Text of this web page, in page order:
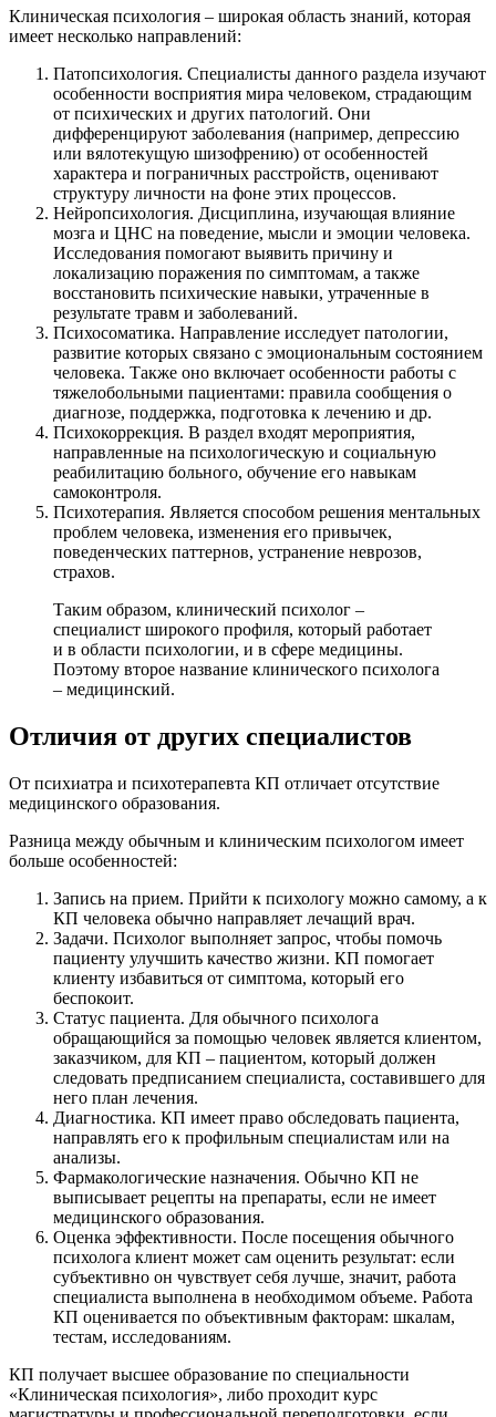
Клиническая психология – широкая область знаний, которая
имеет несколько направлений:
Патопсихология. Специалисты данного раздела изучают
особенности восприятия мира человеком, страдающим
от психических и других патологий. Они
дифференцируют заболевания (например, депрессию
или вялотекущую шизофрению) от особенностей
характера и пограничных расстройств, оценивают
структуру личности на фоне этих процессов.
Нейропсихология. Дисциплина, изучающая влияние
мозга и ЦНС на поведение, мысли и эмоции человека.
Исследования помогают выявить причину и
локализацию поражения по симптомам, а также
восстановить психические навыки, утраченные в
результате травм и заболеваний.
Психосоматика. Направление исследует патологии,
развитие которых связано с эмоциональным состоянием
человека. Также оно включает особенности работы с
тяжелобольными пациентами: правила сообщения о
диагнозе, поддержка, подготовка к лечению и др.
Психокоррекция. В раздел входят мероприятия,
направленные на психологическую и социальную
реабилитацию больного, обучение его навыкам
самоконтроля.
Психотерапия. Является способом решения ментальных
проблем человека, изменения его привычек,
поведенческих паттернов, устранение неврозов,
страхов.
Таким образом, клинический психолог –
специалист широкого профиля, который работает
и в области психологии, и в сфере медицины.
Поэтому второе название клинического психолога
– медицинский.
Отличия от других специалистов
От психиатра и психотерапевта КП отличает отсутствие
медицинского образования.
Разница между обычным и клиническим психологом имеет
больше особенностей:
Запись на прием. Прийти к психологу можно самому, а к
КП человека обычно направляет лечащий врач.
Задачи. Психолог выполняет запрос, чтобы помочь
пациенту улучшить качество жизни. КП помогает
клиенту избавиться от симптома, который его
беспокоит.
Статус пациента. Для обычного психолога
обращающийся за помощью человек является клиентом,
заказчиком, для КП – пациентом, который должен
следовать предписанием специалиста, составившего для
него план лечения.
Диагностика. КП имеет право обследовать пациента,
направлять его к профильным специалистам или на
анализы.
Фармакологические назначения. Обычно КП не
выписывает рецепты на препараты, если не имеет
медицинского образования.
Оценка эффективности. После посещения обычного
психолога клиент может сам оценить результат: если
субъективно он чувствует себя лучше, значит, работа
специалиста выполнена в необходимом объеме. Работа
КП оценивается по объективным факторам: шкалам,
тестам, исследованиям.
КП получает высшее образование по специальности
«Клиническая психология», либо проходит курс